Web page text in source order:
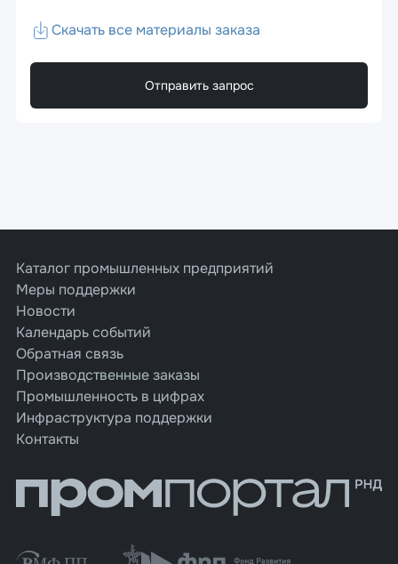
Скачать все материалы заказа
Отправить запрос
Каталог промышленных предприятий
Меры поддержки
Новости
Календарь событий
Обратная связь
Производственные заказы
Промышленность в цифрах
Инфраструктура поддержки
Контакты